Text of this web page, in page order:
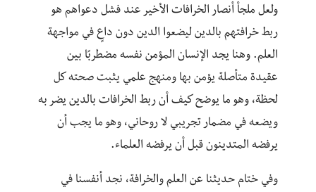
ولعل ملجأ أنصار الخرافات الأخير عند فشل دعواهم هو
ربط خرافتهم بالدين ليضعوا الدين دون داعٍ في مواجهة
العلم. وهنا يجد الإنسان المؤمن نفسه مضطربًا بين
عقيدة متأصلة يؤمن بها ومنهج علمي يثبت صحته كل
لحظة، وهو ما يوضح كيف أن ربط الخرافات بالدين يضر به
ويضعه في مضمار تجريبي لا روحاني، وهو ما يجب أن
يرفضه المتدينون قبل أن يرفضه العلماء.
وفي ختام حديثنا عن العلم والخرافة، نجد أنفسنا في